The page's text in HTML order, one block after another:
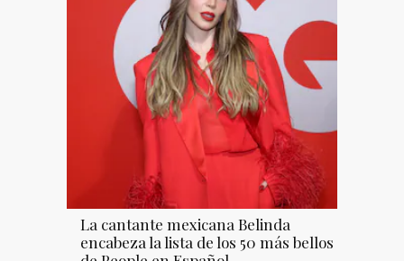
La cantante mexicana Belinda
encabeza la lista de los 50 más bellos